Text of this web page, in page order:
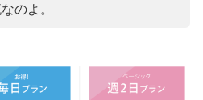
のよ。